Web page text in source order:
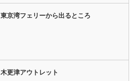
東京湾フェリーから出るところ
木更津アウトレット